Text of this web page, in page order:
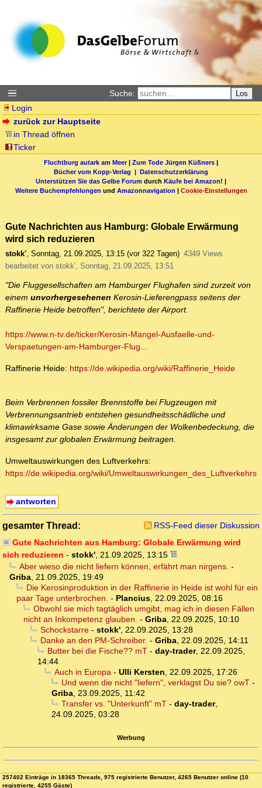
Suche: Los
Login
zurück zur Hauptseite
in Thread öffnen
Ticker
Fluchtburg autark am Meer| Zum Tode Jürgen Küßners |
Bücher vom Kopp-Verlag | Datenschutzerklärung
Unterstützen Sie das Gelbe Forum durch Käufe bei Amazon! |
Weitere Buchempfehlungen und Amazonnavigation | Cookie-Einstellungen
Gute Nachrichten aus Hamburg: Globale Erwärmung
wird sich reduzieren
stokk', Sonntag, 21.09.2025, 13:15 (vor 322 Tagen) 4349 Views
bearbeitet von stokk', Sonntag, 21.09.2025, 13:51
"Die Fluggesellschaften am Hamburger Flughafen sind zurzeit von
einem unvorhergesehenen Kerosin-Lieferengpass seitens der
Raffinerie Heide betroffen", berichtete der Airport.
https://www.n-tv.de/ticker/Kerosin-Mangel-Ausfaelle-und-
Verspaetungen-am-Hamburger-Flug...
Raffinerie Heide: https://de.wikipedia.org/wiki/Raffinerie_Heide
Beim Verbrennen fossiler Brennstoffe bei Flugzeugen mit
Verbrennungsantrieb entstehen gesundheitsschädliche und
klimawirksame Gase sowie Änderungen der Wolkenbedeckung, die
insgesamt zur globalen Erwärmung beitragen.
Umweltauswirkungen des Luftverkehrs:
https://de.wikipedia.org/wiki/Umweltauswirkungen_des_Luftverkehrs
antworten
gesamter Thread:
RSS-Feed dieser Diskussion
Gute Nachrichten aus Hamburg: Globale Erwärmung wird
sich reduzieren - stokk', 21.09.2025, 13:15
Aber wieso die nicht liefern können, erfährt man nirgens. -
Griba, 21.09.2025, 19:49
Die Kerosinproduktion in der Raffinerie in Heide ist wohl für ein
paar Tage unterbrochen. - Plancius, 22.09.2025, 08:16
Obwohl sie mich tagtäglich umgibt, mag ich in diesen Fällen
nicht an Inkompetenz glauben. - Griba, 22.09.2025, 10:10
Schockstarre- stokk', 22.09.2025, 13:28
Danke an den PM-Schreiber. - Griba, 22.09.2025, 14:11
Butter bei die Fische?? mT- day-trader, 22.09.2025,
14:44
Auch in Europa- Ulli Kersten, 22.09.2025, 17:26
Und wenn die nicht "liefern", verklagst Du sie? owT-
Griba, 23.09.2025, 11:42
Transfer vs. "Unterkunft" mT- day-trader,
24.09.2025, 03:28
Werbung
257402 Einträge in 18365 Threads, 975 registrierte Benutzer, 4265 Benutzer online (10
registrierte, 4255 Gäste)